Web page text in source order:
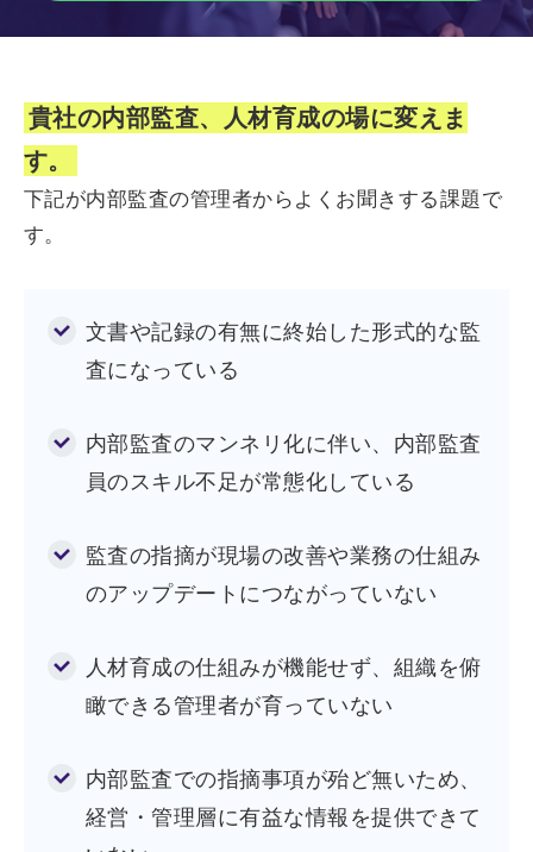
貴社の内部監査、人材育成の場に変えま
す。
下記が内部監査の管理者からよくお聞きする課題で
す。
文書や記録の有無に終始した形式的な監
査になっている
内部監査のマンネリ化に伴い、内部監査
員のスキル不足が常態化している
監査の指摘が現場の改善や業務の仕組み
のアップデートにつながっていない
人材育成の仕組みが機能せず、組織を俯
瞰できる管理者が育っていない
内部監査での指摘事項が殆ど無いため、
経営・管理層に有益な情報を提供できて